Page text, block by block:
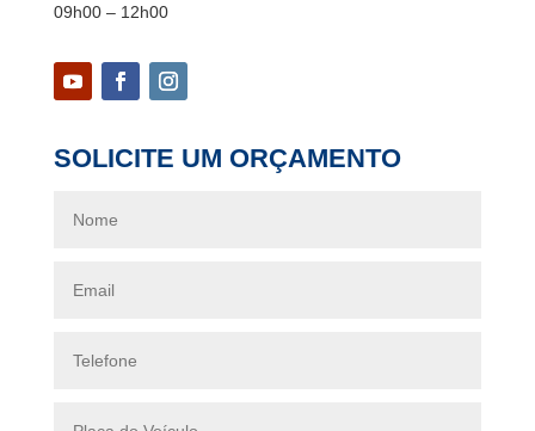
09h00 – 12h00
SOLICITE UM ORÇAMENTO